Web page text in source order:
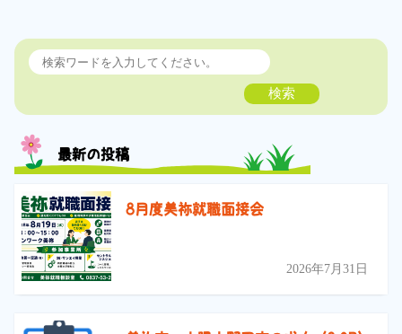
検索
最新の投稿
8月度美祢就職面接会
2026年7月31日